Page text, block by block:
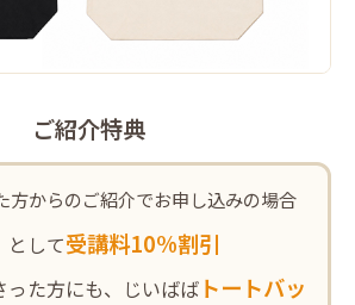
ご紹介特典
方からのご紹介でお申し込みの場合
として受講料10%割引
った方にも、じいばば トートバッ